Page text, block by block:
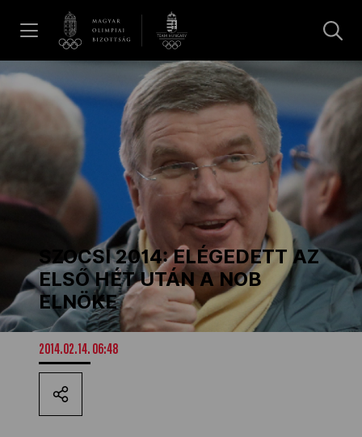
Hírek
Galéria
Dakar 2026
Los Angeles 2028
MOB
Kettőskarrier-program
SZOCSI 2014: ELÉGEDETT AZ
ELSŐ HÉT UTÁN A NOB
ELNÖKE
2014.02.14. 06:48